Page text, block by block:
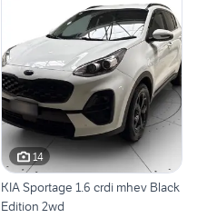
14
KIA Sportage 1.6 crdi mhev Black
Edition 2wd